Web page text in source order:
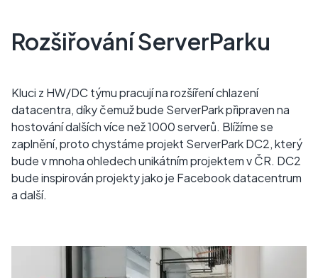
Rozšiřování ServerParku
Kluci z HW/DC týmu pracují na rozšíření chlazení
datacentra, díky čemuž bude ServerPark připraven na
hostování dalších více než 1000 serverů. Blížíme se
zaplnění, proto chystáme projekt ServerPark DC2, který
bude v mnoha ohledech unikátním projektem v ČR. DC2
bude inspirován projekty jako je Facebook datacentrum
a další.